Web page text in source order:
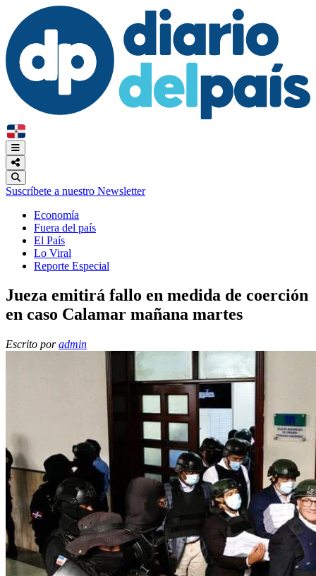
Suscríbete a nuestro Newsletter
Economía
Fuera del país
El País
Lo Viral
Reporte Especial
Jueza emitirá fallo en medida de coerción
en caso Calamar mañana martes
Escrito poradmin